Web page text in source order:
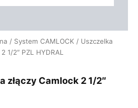
/ System CAMLOCK / Uszczelka
1/2″ PZL HYDRAL
złączy Camlock 2 1/2″